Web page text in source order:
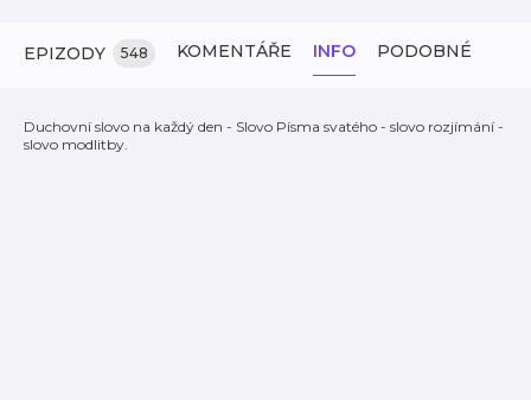
EPIZODY 548 KOMENTÁŘE INFO PODOBNÉ
Duchovní slovo na každý den - Slovo Písma svatého - slovo rozjímání -
slovo modlitby.